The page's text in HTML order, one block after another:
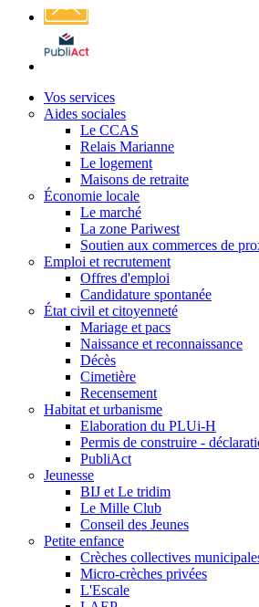
Affichage
légal
Vos services
Aides sociales
Le CCAS
Relais Marianne
Le logement
Maisons de retraite
Économie locale
Le marché
La zone Pariwest
Soutien aux commerces de
Emploi et recrutement
Offres d'emploi
Candidature spontanée
État civil et citoyenneté
Mariage et pacs
Naissance et reconnaissance
Décès
Cimetière
Recensement
Habitat et urbanisme
Elaboration du PLUi-H
Permis de construire -
PubliAct
Jeunesse
BIJ et Le tridim
Le Mille Club
Conseil des Jeunes
Petite enfance
Crèches collectives
Micro-crèches privées
L'Escale